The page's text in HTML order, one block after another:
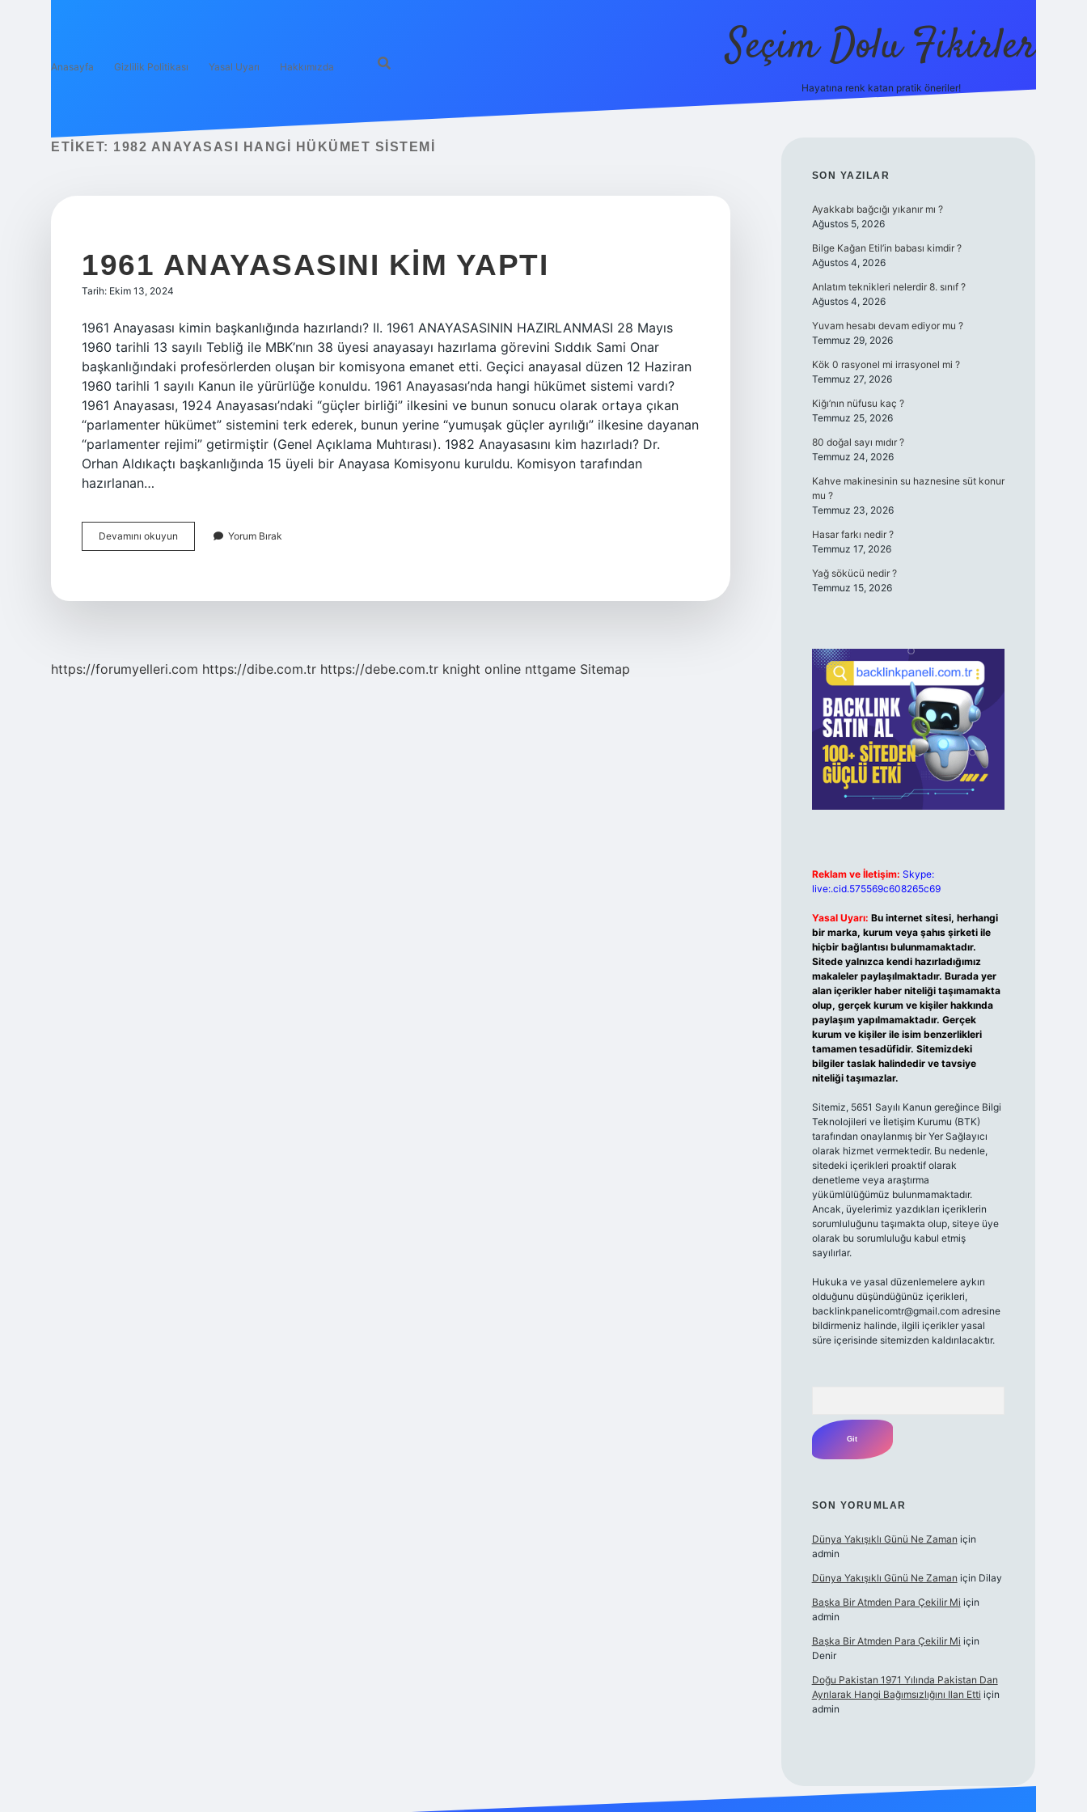
Anasayfa Gizlilik Politikası Yasal Uyarı Hakkımızda Seçim Dolu Fikirler
Hayatına renk katan pratik öneriler!
ETIKET: 1982 ANAYASASI HANGI HÜKÜMET SISTEMI
1961 ANAYASASINI KIM YAPTI
Tarih: Ekim 13, 2024
1961 Anayasası kimin başkanlığında hazırlandı? II. 1961 ANAYASASININ HAZIRLANMASI 28 Mayıs
1960 tarihli 13 sayılı Tebliğ ile MBK’nın 38 üyesi anayasayı hazırlama görevini Sıddık Sami Onar
başkanlığındaki profesörlerden oluşan bir komisyona emanet etti. Geçici anayasal düzen 12 Haziran
1960 tarihli 1 sayılı Kanun ile yürürlüğe konuldu. 1961 Anayasası’nda hangi hükümet sistemi vardı?
1961 Anayasası, 1924 Anayasası’ndaki “güçler birliği” ilkesini ve bunun sonucu olarak ortaya çıkan
“parlamenter hükümet” sistemini terk ederek, bunun yerine “yumuşak güçler ayrılığı” ilkesine dayanan
“parlamenter rejimi” getirmiştir (Genel Açıklama Muhtırası). 1982 Anayasasını kim hazırladı? Dr.
Orhan Aldıkaçtı başkanlığında 15 üyeli bir Anayasa Komisyonu kuruldu. Komisyon tarafından
hazırlanan…
Devamını okuyun
Anayasasını
Yorum Bırak
https://forumyelleri.com https://dibe.com.tr https://debe.com.tr knight online nttgame Sitemap
SIDEBAR
SON YAZILAR
Ayakkabı bağcığı yıkanır mı ?
Ağustos 5, 2026
Bilge Kağan Etil’in babası kimdir ?
Ağustos 4, 2026
Anlatım teknikleri nelerdir 8. sınıf ?
Ağustos 4, 2026
Yuvam hesabı devam ediyor mu ?
Temmuz 29, 2026
Kök 0 rasyonel mi irrasyonel mi ?
Temmuz 27, 2026
Kiğı’nın nüfusu kaç ?
Temmuz 25, 2026
80 doğal sayı mıdır ?
Temmuz 24, 2026
Kahve makinesinin su haznesine süt konur
mu ?
Temmuz 23, 2026
Hasar farkı nedir ?
Temmuz 17, 2026
Yağ sökücü nedir ?
Temmuz 15, 2026
Reklam ve İletişim: Skype:
live:.cid.575569c608265c69
Yasal Uyarı: Bu internet sitesi, herhangi
bir marka, kurum veya şahıs şirketi ile
hiçbir bağlantısı bulunmamaktadır.
Sitede yalnızca kendi hazırladığımız
makaleler paylaşılmaktadır. Burada yer
alan içerikler haber niteliği taşımamakta
olup, gerçek kurum ve kişiler hakkında
paylaşım yapılmamaktadır. Gerçek
kurum ve kişiler ile isim benzerlikleri
tamamen tesadüfidir. Sitemizdeki
bilgiler taslak halindedir ve tavsiye
niteliği taşımazlar.
Sitemiz, 5651 Sayılı Kanun gereğince Bilgi
Teknolojileri ve İletişim Kurumu (BTK)
tarafından onaylanmış bir Yer Sağlayıcı
olarak hizmet vermektedir. Bu nedenle,
sitedeki içerikleri proaktif olarak
denetleme veya araştırma
yükümlülüğümüz bulunmamaktadır.
Ancak, üyelerimiz yazdıkları içeriklerin
sorumluluğunu taşımakta olup, siteye üye
olarak bu sorumluluğu kabul etmiş
sayılırlar.
Hukuka ve yasal düzenlemelere aykırı
olduğunu düşündüğünüz içerikleri,
backlinkpanelicomtr@gmail.comadresine
bildirmeniz halinde, ilgili içerikler yasal
süre içerisinde sitemizden kaldırılacaktır.
SON YORUMLAR
Dünya Yakışıklı Günü Ne Zaman için
admin
Dünya Yakışıklı Günü Ne Zaman için Dilay
Başka Bir Atmden Para Çekilir Mi için
admin
Başka Bir Atmden Para Çekilir Mi için
Denir
Doğu Pakistan 1971 Yılında Pakistan Dan
Ayrılarak Hangi Bağımsızlığını Ilan Etti için
admin